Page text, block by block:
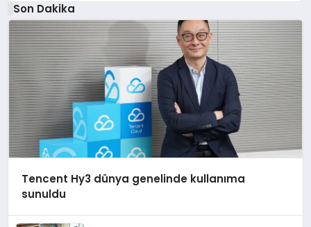
Son Dakika
Tencent Hy3 dünya genelinde kullanıma
sunuldu